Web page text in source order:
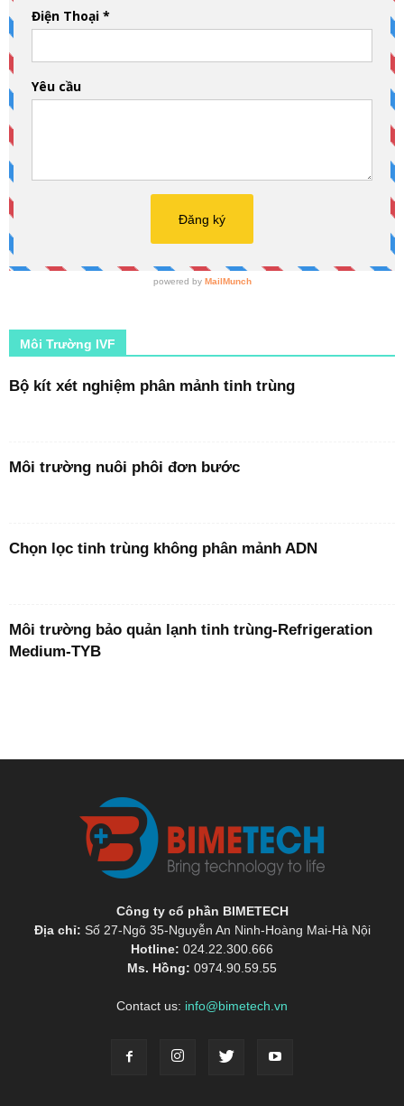
Môi Trường IVF
Bộ kít xét nghiệm phân mảnh tinh trùng
Môi trường nuôi phôi đơn bước
Chọn lọc tinh trùng không phân mảnh ADN
Môi trường bảo quản lạnh tinh trùng-Refrigeration
Medium-TYB
Công ty cổ phần BIMETECH
Địa chỉ: Số 27-Ngõ 35-Nguyễn An Ninh-Hoàng Mai-Hà Nội
Hotline: 024.22.300.666
Ms. Hồng: 0974.90.59.55
Contact us: info@bimetech.vn